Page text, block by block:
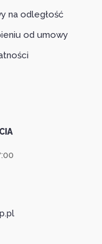
na odległość
od umowy